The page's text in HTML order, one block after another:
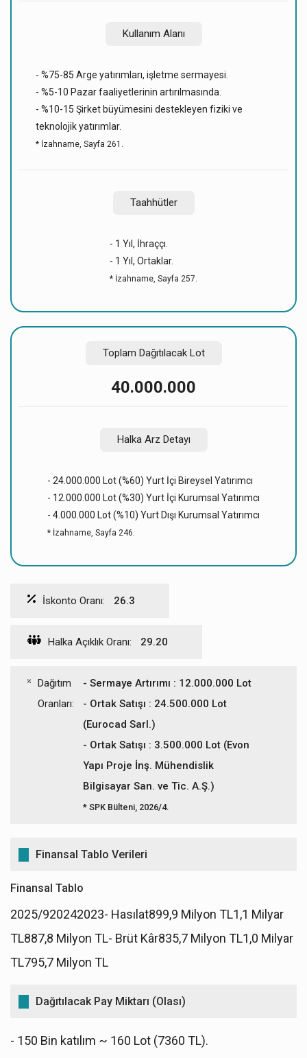
Kullanım Alanı
- %75-85 Arge yatırımları, işletme sermayesi.
- %5-10 Pazar faaliyetlerinin artırılmasında.
- %10-15 Şirket büyümesini destekleyen fiziki ve
teknolojik yatırımlar.
* İzahname, Sayfa 261.
Taahhütler
- 1 Yıl, İhraççı.
- 1 Yıl, Ortaklar.
* İzahname, Sayfa 257.
Toplam Dağıtılacak Lot
40.000.000
Halka Arz Detayı
- 24.000.000 Lot (%60) Yurt İçi Bireysel Yatırımcı
- 12.000.000 Lot (%30) Yurt İçi Kurumsal Yatırımcı
- 4.000.000 Lot (%10) Yurt Dışı Kurumsal Yatırımcı
* İzahname, Sayfa 246.
İskonto Oranı: 26.3
Halka Açıklık Oranı: 29.20
Dağıtım
Oranları:
- Sermaye Artırımı : 12.000.000 Lot
- Ortak Satışı : 24.500.000 Lot
(Eurocad Sarl.)
- Ortak Satışı : 3.500.000 Lot (Evon
Yapı Proje İnş. Mühendislik
Bilgisayar San. ve Tic. A.Ş.)
* SPK Bülteni, 2026/4.
Finansal Tablo Verileri
Finansal Tablo
2025/920242023- Hasılat899,9 Milyon TL1,1 Milyar
TL887,8 Milyon TL- Brüt Kâr835,7 Milyon TL1,0 Milyar
TL795,7 Milyon TL
Dağıtılacak Pay Miktarı (Olası)
- 150 Bin katılım ~ 160 Lot (7360 TL).